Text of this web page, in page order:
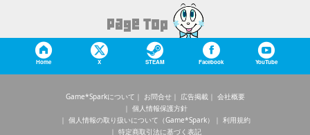
Home X STEAM Facebook YouTube
Game*Sparkについて お問合せ 広告掲載
会社概要
個人情報保護方針
個人情報の取り扱いについて（Game*Spark）
利用規約
特定商取引法に基づく表記